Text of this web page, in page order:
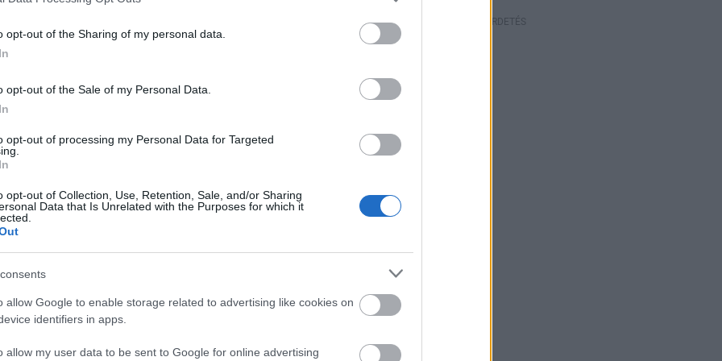
opt-out of the Sharing of my personal data.
opt-out of the Sale of my Personal Data.
opt-out of processing my Personal Data for Targeted
opt-out of Collection, Use, Retention, Sale, and/or Sharing
Data that Is Unrelated with the Purposes for which it
allow Google to enable storage related to advertising like cookies on
identifiers in apps.
allow my user data to be sent to Google for online advertising
orvosi rendelőket újítanak fel, illetve
állítani a falvakból történő kivándorlást,
életminőségét.
című műsorában arról beszélt, a fiatalok a
telepednek le, de van igény a falusi életre.
igényelte, az igénylők egyharmada pedig falvakban
nyerhet pályázatot, ha nem mindenki a maximális
HIRDETÉS